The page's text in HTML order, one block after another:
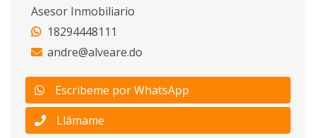
Asesor Inmobiliario
18294448111
andre@alveare.do
Escribeme por WhatsApp
Llámame